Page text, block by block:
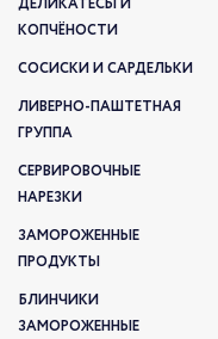
ДЕЛИКАТЕСЫ И
КОПЧЁНОСТИ
СОСИСКИ И САРДЕЛЬКИ
ЛИВЕРНО-ПАШТЕТНАЯ
ГРУППА
СЕРВИРОВОЧНЫЕ
НАРЕЗКИ
ЗАМОРОЖЕННЫЕ
ПРОДУКТЫ
БЛИНЧИКИ
ЗАМОРОЖЕННЫЕ